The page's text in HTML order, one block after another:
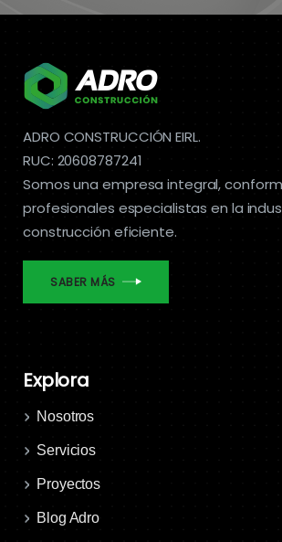
ADRO CONSTRUCCIÓN EIRL.
RUC: 20608787241
Somos una empresa integral,
profesionales especialistas en la
construcción eficiente.
SABER MÁS
Explora
Nosotros
Servicios
Proyectos
Blog Adro